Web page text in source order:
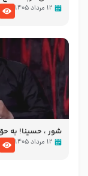
۱۲ مرداد ۱۴۰۵
شور ، حسینا! به‌
محرّم 1405
۱۲ مرداد ۱۴۰۵